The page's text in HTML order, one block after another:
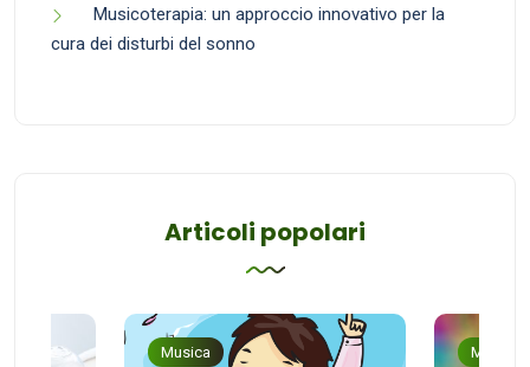
Musicoterapia: un approccio innovativo per la
cura dei disturbi del sonno
Articoli popolari
Musica Musica